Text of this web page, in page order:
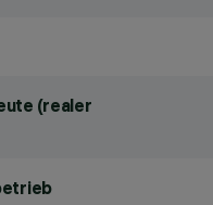
(realer